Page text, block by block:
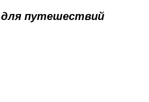
для путешествий